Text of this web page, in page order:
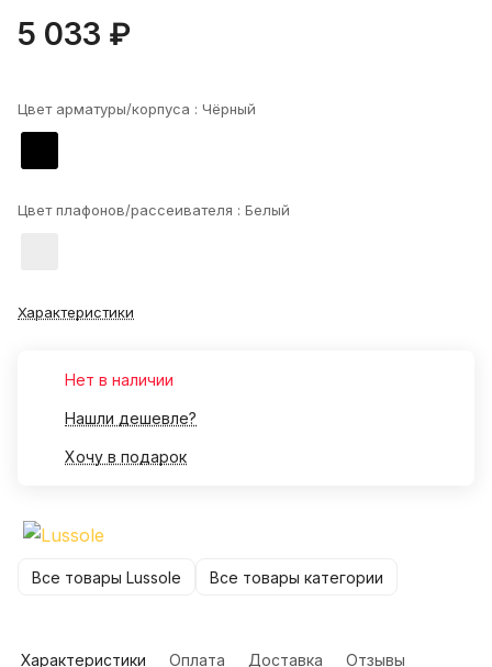
5 033 ₽
Цвет арматуры/корпуса : Чёрный
Цвет плафонов/рассеивателя : Белый
Характеристики
Нет в наличии
Нашли дешевле?
Хочу в подарок
Все товары Lussole Все товары категории
Характеристики Оплата Доставка Отзывы